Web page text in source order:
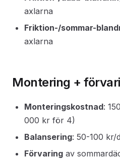
axlarna
Friktion-/sommar-
axlarna
Montering +
Monteringskostnad:
000 kr för 4)
Balansering: 50-100 kr/
Förvaring av